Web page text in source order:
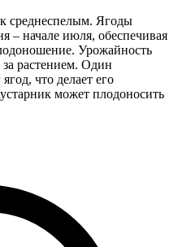
среднеспелым. Ягоды
– начале июля, обеспечивая
Урожайность
за растением. Один
что делает его
может плодоносить